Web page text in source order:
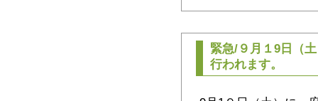
緊急/９月１9日（
行われます。